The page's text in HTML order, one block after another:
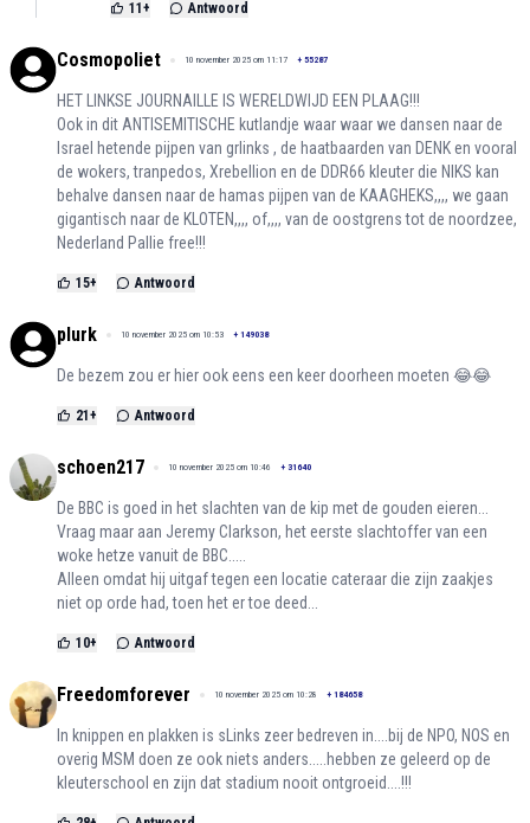
11 + Antwoord
Cosmopoliet 10 november 2025 om 11:17 + 55287
HET LINKSE JOURNAILLE IS WERELDWIJD EEN PLAAG!!!
Ook in dit ANTISEMITISCHE kutlandje waar waar we dansen naar de
Israel hetende pijpen van grlinks , de haatbaarden van DENK en vooral
de wokers, tranpedos, Xrebellion en de DDR66 kleuter die NIKS kan
behalve dansen naar de hamas pijpen van de KAAGHEKS,,,, we gaan
gigantisch naar de KLOTEN,,,, of,,,, van de oostgrens tot de noordzee,
Nederland Pallie free!!!
15+ Antwoord
plurk 10 november 2025 om 10:53 + 149038
De bezem zou er hier ook eens een keer doorheen moeten 😂😂
21 + Antwoord
schoen217 10 november 2025 om 10:46 + 31640
De BBC is goed in het slachten van de kip met de gouden eieren...
Vraag maar aan Jeremy Clarkson, het eerste slachtoffer van een
woke hetze vanuit de BBC.....
Alleen omdat hij uitgaf tegen een locatie cateraar die zijn zaakjes
niet op orde had, toen het er toe deed...
10+ Antwoord
Freedomforever 10 november 2025 om 10:28 + 184658
In knippen en plakken is sLinks zeer bedreven in....bij de NPO, NOS en
overig MSM doen ze ook niets anders.....hebben ze geleerd op de
kleuterschool en zijn dat stadium nooit ontgroeid....!!!